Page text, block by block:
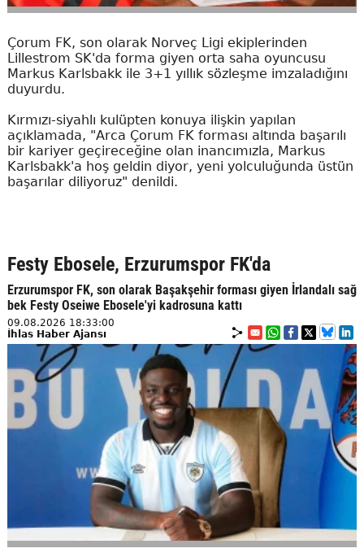
Çorum FK, son olarak Norveç Ligi ekiplerinden
Lillestrom SK'da forma giyen orta saha oyuncusu
Markus Karlsbakk ile 3+1 yıllık sözleşme imzaladığını
duyurdu.
Kırmızı-siyahlı kulüpten konuya ilişkin yapılan
açıklamada, "Arca Çorum FK forması altında başarılı
bir kariyer geçireceğine olan inancımızla, Markus
Karlsbakk'a hoş geldin diyor, yeni yolculuğunda üstün
başarılar diliyoruz" denildi.
Festy Ebosele, Erzurumspor FK'da
Erzurumspor FK, son olarak Başakşehir forması giyen İrlandalı sağ
bek Festy Oseiwe Ebosele'yi kadrosuna kattı
09.08.2026 18:33:00
İhlas Haber Ajansı